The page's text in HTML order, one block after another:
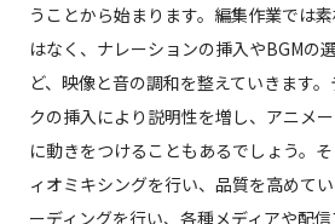
うことから始まります。編集作業では
はなく、ナレーションの挿入やBGMの
ど、映像と音の調和を整えていきます
クの挿入により説明性を増し、アニメ
に動きをつけることもあるでしょう。
ィオミキシングを行い、品質を高めて
ーディングを行い、各種メディアや配